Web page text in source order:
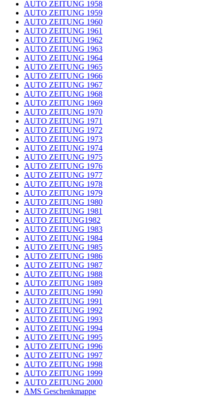
AUTO ZEITUNG 1958
AUTO ZEITUNG 1959
AUTO ZEITUNG 1960
AUTO ZEITUNG 1961
AUTO ZEITUNG 1962
AUTO ZEITUNG 1963
AUTO ZEITUNG 1964
AUTO ZEITUNG 1965
AUTO ZEITUNG 1966
AUTO ZEITUNG 1967
AUTO ZEITUNG 1968
AUTO ZEITUNG 1969
AUTO ZEITUNG 1970
AUTO ZEITUNG 1971
AUTO ZEITUNG 1972
AUTO ZEITUNG 1973
AUTO ZEITUNG 1974
AUTO ZEITUNG 1975
AUTO ZEITUNG 1976
AUTO ZEITUNG 1977
AUTO ZEITUNG 1978
AUTO ZEITUNG 1979
AUTO ZEITUNG 1980
AUTO ZEITUNG 1981
AUTO ZEITUNG1982
AUTO ZEITUNG 1983
AUTO ZEITUNG 1984
AUTO ZEITUNG 1985
AUTO ZEITUNG 1986
AUTO ZEITUNG 1987
AUTO ZEITUNG 1988
AUTO ZEITUNG 1989
AUTO ZEITUNG 1990
AUTO ZEITUNG 1991
AUTO ZEITUNG 1992
AUTO ZEITUNG 1993
AUTO ZEITUNG 1994
AUTO ZEITUNG 1995
AUTO ZEITUNG 1996
AUTO ZEITUNG 1997
AUTO ZEITUNG 1998
AUTO ZEITUNG 1999
AUTO ZEITUNG 2000
AMS Geschenkmappe